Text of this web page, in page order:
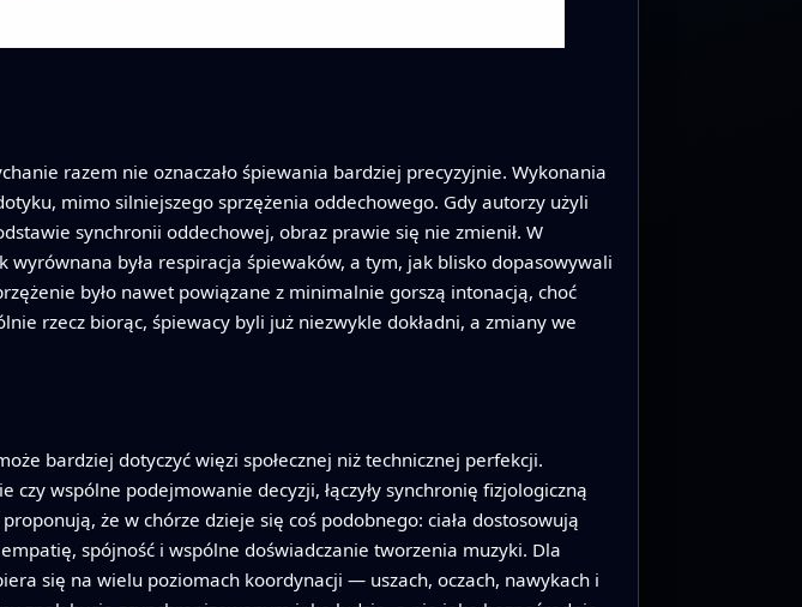
razem nie oznaczało śpiewania bardziej precyzyjnie. Wykonania
mimo silniejszego sprzężenia oddechowego. Gdy autorzy użyli
synchronii oddechowej, obraz prawie się nie zmienił. W
była respiracja śpiewaków, a tym, jak blisko dopasowywali
było nawet powiązane z minimalnie gorszą intonacją, choć
rzecz biorąc, śpiewacy byli już niezwykle dokładni, a zmiany we
bardziej dotyczyć więzi społecznej niż technicznej perfekcji.
wspólne podejmowanie decyzji, łączyły synchronię fizjologiczną
że w chórze dzieje się coś podobnego: ciała dostosowują
spójność i wspólne doświadczanie tworzenia muzyki. Dla
się na wielu poziomach koordynacji — uszach, oczach, nawykach i